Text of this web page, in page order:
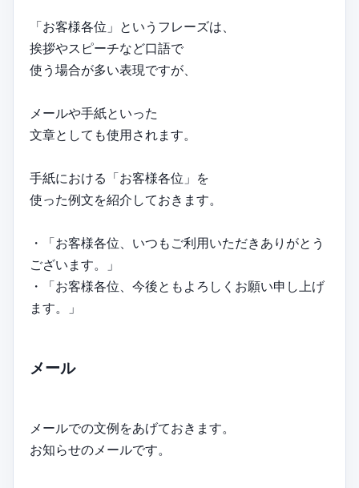
「お客様各位」というフレーズは、
挨拶やスピーチなど口語で
使う場合が多い表現ですが、
メールや手紙といった
文章としても使用されます。
手紙における「お客様各位」を
使った例文を紹介しておきます。
・「お客様各位、いつもご利用いただきありがとう
ございます。」
・「お客様各位、今後ともよろしくお願い申し上げ
ます。」
メール
メールでの文例をあげておきます。
お知らせのメールです。